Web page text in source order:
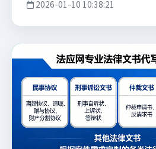
2026-01-10 10:38:21